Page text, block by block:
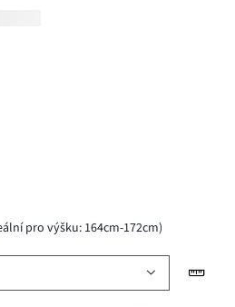
pro výšku: 164cm-172cm)